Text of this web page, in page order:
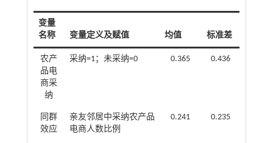
变量
名称
变量定义及赋值 均值 标准差
农产
品电
商采
纳
采纳=1；未采纳=0 0.365 0.436
同群
效应
亲友邻居中采纳农产品
电商人数比例
0.241 0.235